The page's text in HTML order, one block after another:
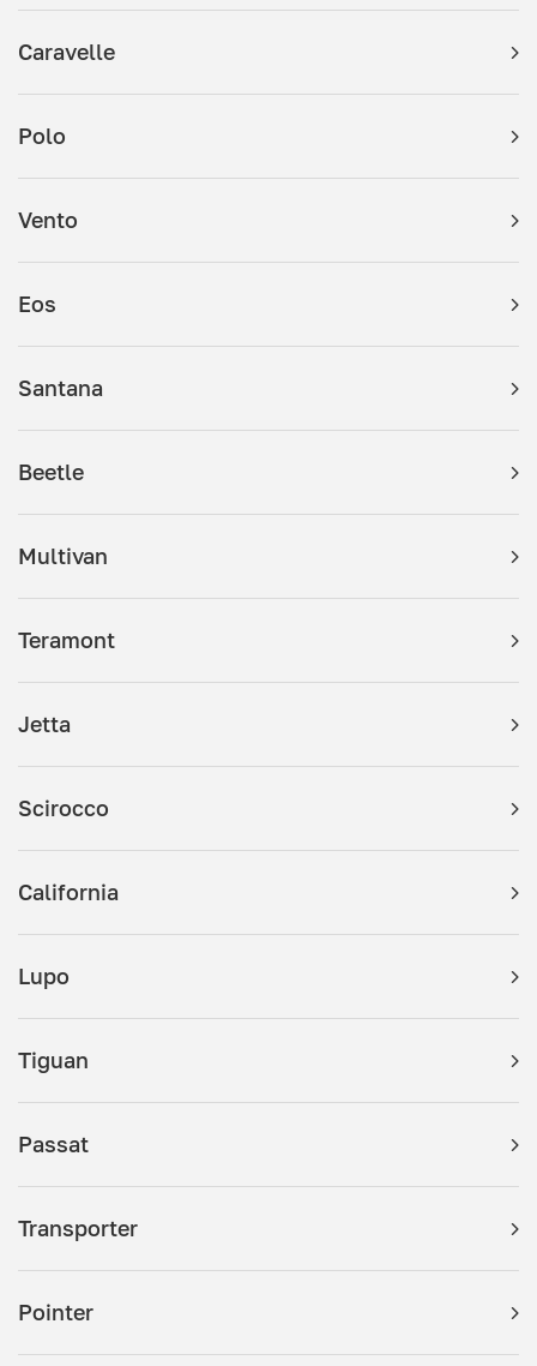
Caravelle
Polo
Vento
Eos
Santana
Beetle
Multivan
Teramont
Jetta
Scirocco
California
Lupo
Tiguan
Passat
Transporter
Pointer